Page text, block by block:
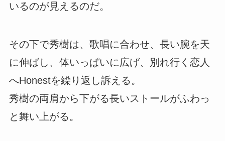
いるのが見えるのだ。
その下で秀樹は、歌唱に合わせ、長い腕を天
に伸ばし、体いっぱいに広げ、別れ行く恋人
へHonestを繰り返し訴える。
秀樹の両肩から下がる長いストールがふわっ
と舞い上がる。